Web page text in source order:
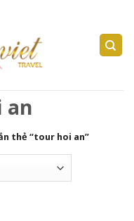
an
thẻ “tour hoi an”